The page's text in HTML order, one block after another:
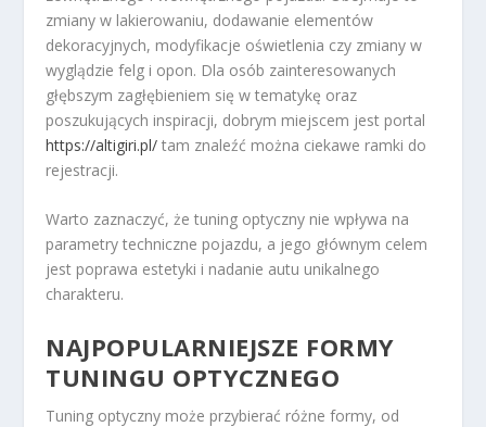
zmiany w lakierowaniu, dodawanie elementów
dekoracyjnych, modyfikacje oświetlenia czy zmiany w
wyglądzie felg i opon. Dla osób zainteresowanych
głębszym zagłębieniem się w tematykę oraz
poszukujących inspiracji, dobrym miejscem jest portal
https://altigiri.pl/ tam znaleźć można ciekawe ramki do
rejestracji.
Warto zaznaczyć, że tuning optyczny nie wpływa na
parametry techniczne pojazdu, a jego głównym celem
jest poprawa estetyki i nadanie autu unikalnego
charakteru.
NAJPOPULARNIEJSZE FORMY
TUNINGU OPTYCZNEGO
Tuning optyczny może przybierać różne formy, od